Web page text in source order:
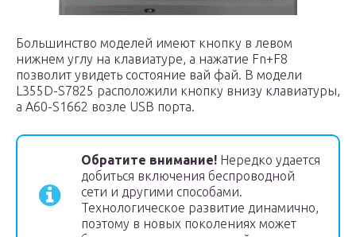
Большинство моделей имеют кнопку в левом
нижнем углу на клавиатуре, а нажатие Fn+F8
позволит увидеть состояние вай фай. В модели
L355D-S7825 расположили кнопку внизу клавиатуры,
а A60-S1662 возле USB порта.
Обратите внимание! Нередко удается
добиться включения беспроводной
сети и другими способами.
Технологическое развитие динамично,
поэтому в новых поколениях может